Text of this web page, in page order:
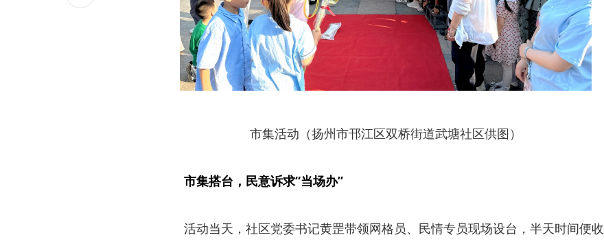
市集活动（扬州市邗江区双桥街道武塘社区供图）
市集搭台，民意诉求“当场办”
活动当天，社区党委书记黄罡带领网格员、民情专员现场设台，半天时间便收